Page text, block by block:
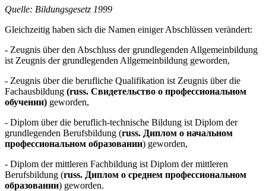
Quelle: Bildungsgesetz 1999
Gleichzeitig haben sich die Namen einiger Abschlüssen verändert:
- Zeugnis über den Abschluss der grundlegenden Allgemeinbildung
ist Zeugnis der grundlegenden Allgemeinbildung geworden,
- Zeugnis über die berufliche Qualifikation ist Zeugnis über die
Fachausbildung (russ. Свидетельство о профессиональном
обучении) geworden,
- Diplom über die beruflich-technische Bildung ist Diplom der
grundlegenden Berufsbildung (russ. Диплом о начальном
профессиональном образовании) geworden,
- Diplom der mittleren Fachbildung ist Diplom der mittleren
Berufsbildung (russ. Диплом о среднем профессиональном
образовании) geworden.